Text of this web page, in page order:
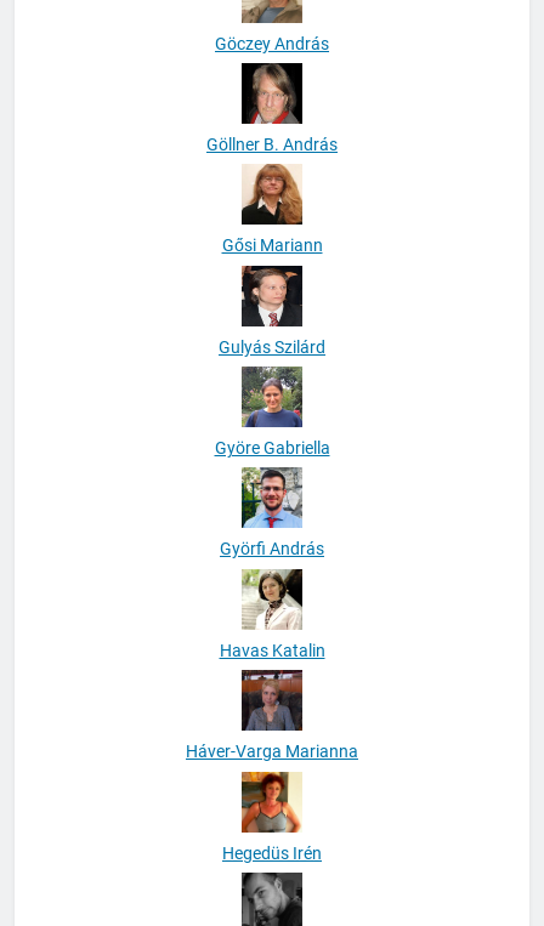
Göczey András
Göllner B. András
Gősi Mariann
Gulyás Szilárd
Györe Gabriella
Györfi András
Havas Katalin
Háver-Varga Marianna
Hegedüs Irén